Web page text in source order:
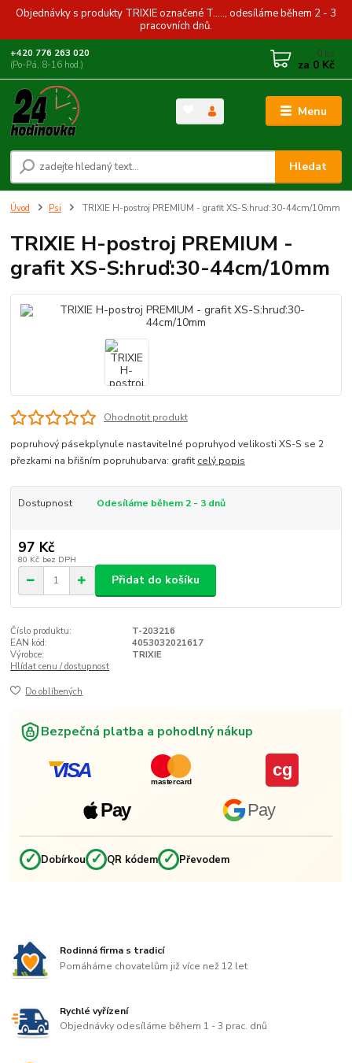
Objednávky s produkty TRIXIE označené T....., odesíláme během 2 - 3
pracovních dnů.
Menu
Hledat
+420 776 263 020
(Po-Pá, 8-16 hod.)
0 ks
za 0 Kč
Úvod Psi TRIXIE H-postroj PREMIUM - grafit XS-S:hruď:30-44cm/10mm
TRIXIE H-postroj PREMIUM -
grafit XS-S:hruď:30-44cm/10mm
Ohodnotit produkt
popruhový pásekplynule nastavitelné popruhyod velikosti XS-S se 2
přezkami na břišním popruhubarva: grafit celý popis
Dostupnost Odesíláme během 2 - 3 dnů
97 Kč
80 Kč bez DPH
Přidat do košíku
Číslo produktu:
T-203216
EAN kód:
4053032021617
Výrobce:
TRIXIE
Hlídat cenu / dostupnost
Do oblíbených
Bezpečná platba a pohodlný nákup
VISA mastercard
Pay Pay
cg
✓ Dobírkou ✓ QR kódem ✓ Převodem
Rodinná firma s tradicí
Pomáháme chovatelům již více než 12 let
Rychlé vyřízení
Objednávky odesíláme během 1 - 3 prac. dnů